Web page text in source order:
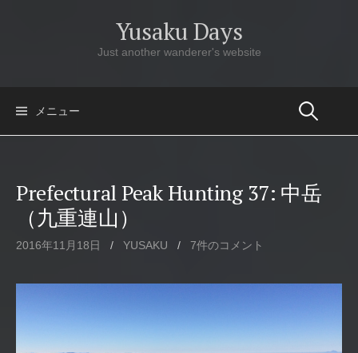
Yusaku Days
Just another wanderer's website
メニュー
Prefectural Peak Hunting 37: 中岳
（九重連山）
2016年11月18日 / YUSAKU / 7件のコメント